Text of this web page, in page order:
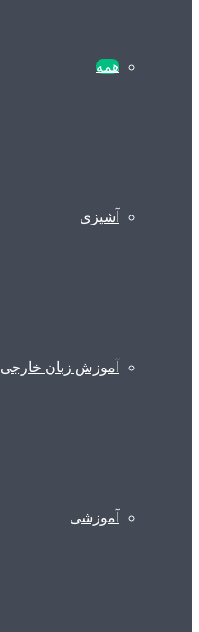
همه
آشپزی
آموزش زبان خارجی
آموزشی